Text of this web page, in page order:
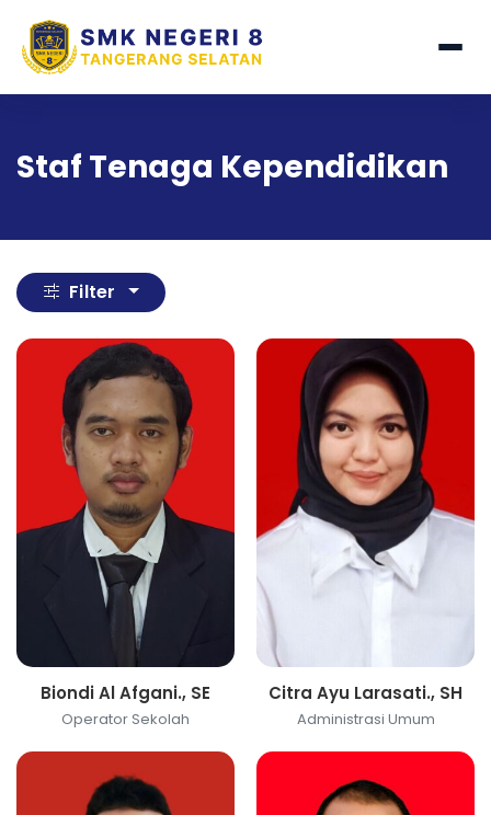
Staf Tenaga Kependidikan
Filter
Biondi Al Afgani., SE
Operator Sekolah
Citra Ayu Larasati., SH
Administrasi Umum